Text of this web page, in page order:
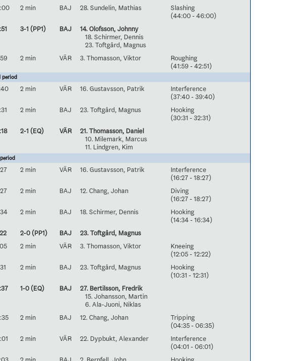
2 min BAJ 28. Sundelin, Mathias
Slashing
(44:00 - 46:00)
3-1 (PP1) BAJ
14. Olofsson, Johnny
18. Schirmer, Dennis
23. Toftgård, Magnus
2 min VÄR 3. Thomasson, Viktor
Roughing
(41:59 - 42:51)
period
2 min VÄR 16. Gustavsson, Patrik
Interference
(37:40 - 39:40)
2 min BAJ 23. Toftgård, Magnus
Hooking
(30:31 - 32:31)
2-1 (EQ) VÄR
21. Thomasson, Daniel
10. Milemark, Marcus
11. Lindgren, Kim
2 min VÄR 16. Gustavsson, Patrik
Interference
(16:27 - 18:27)
2 min BAJ 12. Chang, Johan
Diving
(16:27 - 18:27)
2 min BAJ 18. Schirmer, Dennis
Hooking
(14:34 - 16:34)
2-0 (PP1) BAJ
23. Toftgård, Magnus
2 min VÄR 3. Thomasson, Viktor
Kneeing
(12:05 - 12:22)
2 min BAJ 23. Toftgård, Magnus
Hooking
(10:31 - 12:31)
1-0 (EQ) BAJ
27. Bertilsson, Fredrik
15. Johansson, Martin
6. Ala-Juoni, Niklas
2 min BAJ 12. Chang, Johan
Tripping
(04:35 - 06:35)
2 min VÄR 22. Dypbukt, Alexander
Interference
(04:01 - 06:01)